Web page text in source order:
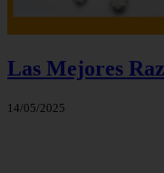
Las Mejores
14/05/2025